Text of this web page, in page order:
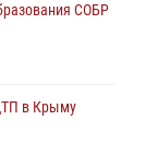
Крещения Руси
СОБР
в Крыму